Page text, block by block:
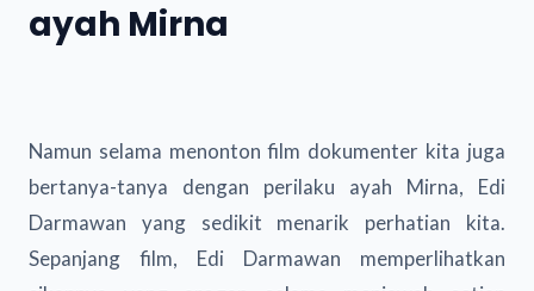
ayah Mirna
Namun selama menonton film dokumenter kita juga
bertanya-tanya dengan perilaku ayah Mirna, Edi
Darmawan yang sedikit menarik perhatian kita.
Sepanjang film, Edi Darmawan memperlihatkan